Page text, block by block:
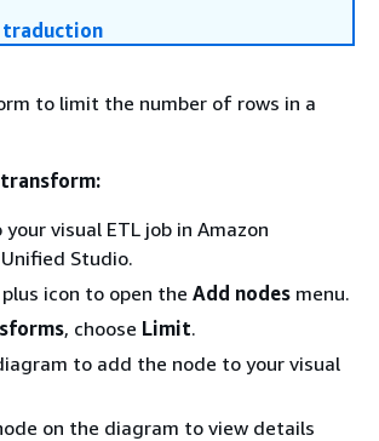
traduction
to limit the number of rows in a
visual ETL job in Amazon
Studio.
icon to open the Add nodes menu.
, choose Limit.
to add the node to your visual
on the diagram to view details